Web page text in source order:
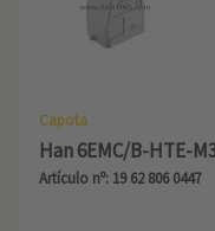
Capota
Han 6EMC/B-HTE-
Artículo nº: 19 62 806 0447